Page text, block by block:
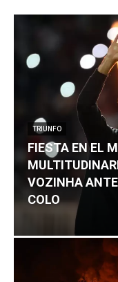
TRIUNFO
FIESTA EN EL
VOZINHA
COLO